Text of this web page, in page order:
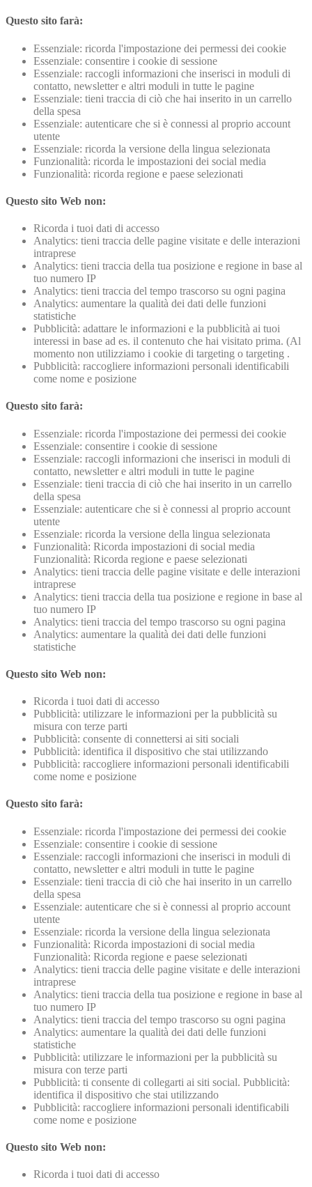
Questo sito farà:
Essenziale: ricorda l'impostazione dei permessi dei cookie
Essenziale: consentire i cookie di sessione
Essenziale: raccogli informazioni che inserisci in moduli di
contatto, newsletter e altri moduli in tutte le pagine
Essenziale: tieni traccia di ciò che hai inserito in un carrello
della spesa
Essenziale: autenticare che si è connessi al proprio account
utente
Essenziale: ricorda la versione della lingua selezionata
Funzionalità: ricorda le impostazioni dei social media
Funzionalità: ricorda regione e paese selezionati
Questo sito Web non:
Ricorda i tuoi dati di accesso
Analytics: tieni traccia delle pagine visitate e delle interazioni
intraprese
Analytics: tieni traccia della tua posizione e regione in base al
tuo numero IP
Analytics: tieni traccia del tempo trascorso su ogni pagina
Analytics: aumentare la qualità dei dati delle funzioni
statistiche
Pubblicità: adattare le informazioni e la pubblicità ai tuoi
interessi in base ad es. il contenuto che hai visitato prima. (Al
momento non utilizziamo i cookie di targeting o targeting .
Pubblicità: raccogliere informazioni personali identificabili
come nome e posizione
Questo sito farà:
Essenziale: ricorda l'impostazione dei permessi dei cookie
Essenziale: consentire i cookie di sessione
Essenziale: raccogli informazioni che inserisci in moduli di
contatto, newsletter e altri moduli in tutte le pagine
Essenziale: tieni traccia di ciò che hai inserito in un carrello
della spesa
Essenziale: autenticare che si è connessi al proprio account
utente
Essenziale: ricorda la versione della lingua selezionata
Funzionalità: Ricorda impostazioni di social media
Funzionalità: Ricorda regione e paese selezionati
Analytics: tieni traccia delle pagine visitate e delle interazioni
intraprese
Analytics: tieni traccia della tua posizione e regione in base al
tuo numero IP
Analytics: tieni traccia del tempo trascorso su ogni pagina
Analytics: aumentare la qualità dei dati delle funzioni
statistiche
Questo sito Web non:
Ricorda i tuoi dati di accesso
Pubblicità: utilizzare le informazioni per la pubblicità su
misura con terze parti
Pubblicità: consente di connettersi ai siti sociali
Pubblicità: identifica il dispositivo che stai utilizzando
Pubblicità: raccogliere informazioni personali identificabili
come nome e posizione
Questo sito farà:
Essenziale: ricorda l'impostazione dei permessi dei cookie
Essenziale: consentire i cookie di sessione
Essenziale: raccogli informazioni che inserisci in moduli di
contatto, newsletter e altri moduli in tutte le pagine
Essenziale: tieni traccia di ciò che hai inserito in un carrello
della spesa
Essenziale: autenticare che si è connessi al proprio account
utente
Essenziale: ricorda la versione della lingua selezionata
Funzionalità: Ricorda impostazioni di social media
Funzionalità: Ricorda regione e paese selezionati
Analytics: tieni traccia delle pagine visitate e delle interazioni
intraprese
Analytics: tieni traccia della tua posizione e regione in base al
tuo numero IP
Analytics: tieni traccia del tempo trascorso su ogni pagina
Analytics: aumentare la qualità dei dati delle funzioni
statistiche
Pubblicità: utilizzare le informazioni per la pubblicità su
misura con terze parti
Pubblicità: ti consente di collegarti ai siti social. Pubblicità:
identifica il dispositivo che stai utilizzando
Pubblicità: raccogliere informazioni personali identificabili
come nome e posizione
Questo sito Web non:
Ricorda i tuoi dati di accesso